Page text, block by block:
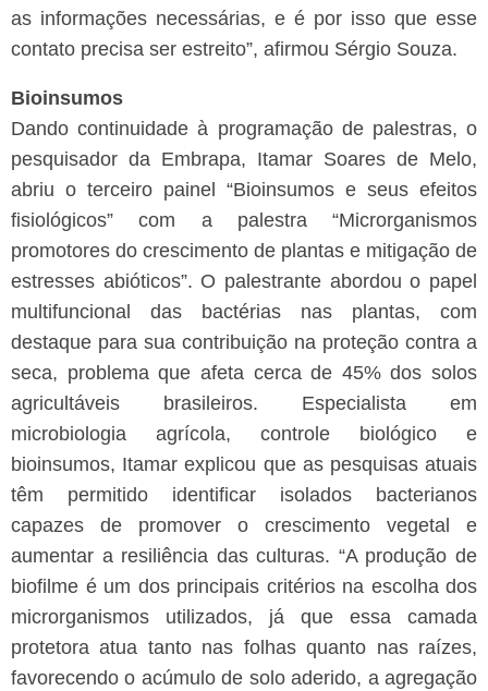
as informações necessárias, e é por isso que esse
contato precisa ser estreito”, afirmou Sérgio Souza.
Bioinsumos
Dando continuidade à programação de palestras, o
pesquisador da Embrapa, Itamar Soares de Melo,
abriu o terceiro painel “Bioinsumos e seus efeitos
fisiológicos” com a palestra “Microrganismos
promotores do crescimento de plantas e mitigação de
estresses abióticos”. O palestrante abordou o papel
multifuncional das bactérias nas plantas, com
destaque para sua contribuição na proteção contra a
seca, problema que afeta cerca de 45% dos solos
agricultáveis brasileiros. Especialista em
microbiologia agrícola, controle biológico e
bioinsumos, Itamar explicou que as pesquisas atuais
têm permitido identificar isolados bacterianos
capazes de promover o crescimento vegetal e
aumentar a resiliência das culturas. “A produção de
biofilme é um dos principais critérios na escolha dos
microrganismos utilizados, já que essa camada
protetora atua tanto nas folhas quanto nas raízes,
favorecendo o acúmulo de solo aderido, a agregação